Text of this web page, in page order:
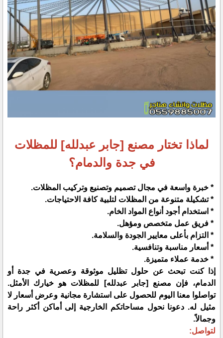
لماذا تختار مصنع [جابر عبدلله] للمظلات
في جدة والدمام؟
* خبرة واسعة في مجال تصميم وتصنيع وتركيب المظلات.
* تشكيلة متنوعة من المظلات لتلبية كافة الاحتياجات.
* استخدام أجود أنواع المواد الخام.
* فريق عمل متخصص ومؤهل.
* التزام بأعلى معايير الجودة والسلامة.
* أسعار مناسبة وتنافسية.
* خدمة عملاء متميزة.
إذا كنت تبحث عن حلول تظليل موثوقة وعصرية في جدة أو
الدمام، فإن مصنع [جابر عبدلله] للمظلات هو خيارك الأمثل.
تواصلوا معنا اليوم للحصول على استشارة مجانية وعرض أسعار لا
مثيل له. دعونا نحول مساحاتكم الخارجية إلى أماكن أكثر راحة
وجمالاً.
لتواصل: